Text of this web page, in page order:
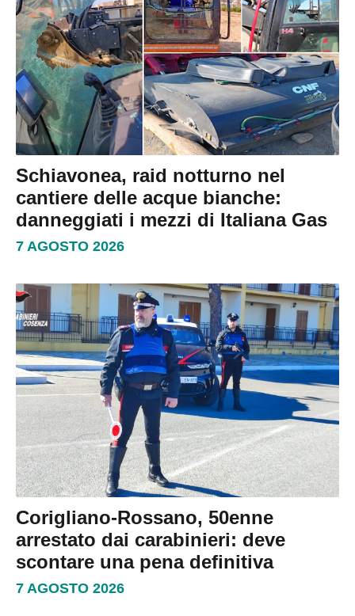
Schiavonea, raid notturno nel
cantiere delle acque bianche:
danneggiati i mezzi di Italiana Gas
7 AGOSTO 2026
Corigliano-Rossano, 50enne
arrestato dai carabinieri: deve
scontare una pena definitiva
7 AGOSTO 2026